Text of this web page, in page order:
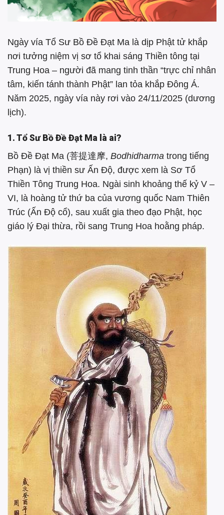
Ngày vía Tổ Sư Bồ Đề Đạt Ma là dịp Phật tử khắp
nơi tưởng niệm vị sơ tổ khai sáng Thiền tông tại
Trung Hoa – người đã mang tinh thần “trực chỉ nhân
tâm, kiến tánh thành Phật” lan tỏa khắp Đông Á.
Năm 2025, ngày vía này rơi vào 24/11/2025 (dương
lịch).
1. Tổ Sư Bồ Đề Đạt Ma là ai?
Bồ Đề Đạt Ma (菩提達摩, Bodhidharma trong tiếng
Phạn) là vị thiền sư Ấn Độ, được xem là Sơ Tổ
Thiền Tông Trung Hoa. Ngài sinh khoảng thế kỷ V –
VI, là hoàng tử thứ ba của vương quốc Nam Thiên
Trúc (Ấn Độ cổ), sau xuất gia theo đạo Phật, học
giáo lý Đại thừa, rồi sang Trung Hoa hoằng pháp.